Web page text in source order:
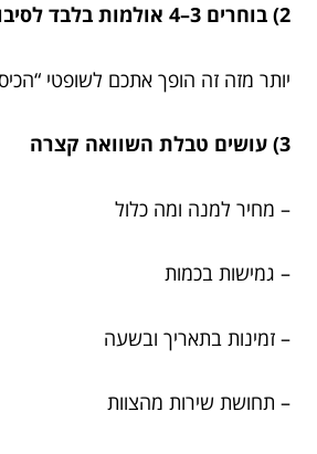
2) בוחרים 3–4 אולמות בלבד לסיבוב
יותר מזה זה הופך אתכם לשופטי
3) עושים טבלת השוואה קצרה
– מחיר למנה ומה כלול
– גמישות בכמות
– זמינות בתאריך ובשעה
– תחושת שירות מהצוות